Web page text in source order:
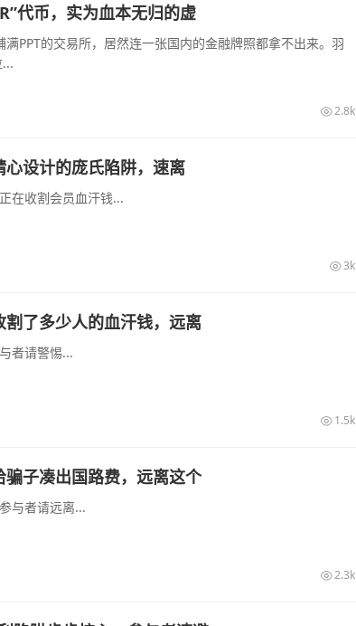
代币，实为血本无归的虚
PPT的交易所，居然连一张国内的金融牌照都拿不出来。羽
2.8k
设计的庞氏陷阱，速离
在收割会员血汗钱...
3k
了多少人的血汗钱，远离
者请警惕...
1.5k
子凑出国路费，远离这个
与者请远离...
2.3k